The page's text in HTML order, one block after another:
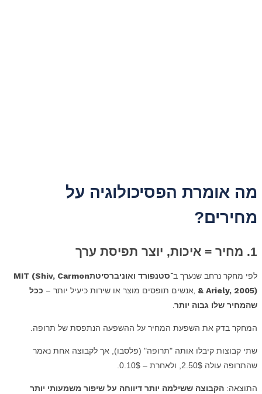
מה אומרת הפסיכולוגיה על
מחירים?
1. מחיר = איכות, יוצר תפיסת ערך
לפי מחקר נרחב שנערך ב־סטנפורד ואוניברסיטתMIT (Shiv, Carmon
& Ariely, 2005) אנשים תופסים מוצר או שירות כיעיל יותר – ככל
שהמחיר שלו גבוה יותר.
המחקר בדק את השפעת המחיר על ההשפעה הנתפסת של תרופה.
שתי קבוצות קיבלו אותה "תרופה" (פלסבו), אך לקבוצה אחת נאמר
שהתרופה עולה 2.50$, ולאחרת – 0.10$.
התוצאה: הקבוצה ששילמה יותר דיווחה על שיפור משמעותי יותר